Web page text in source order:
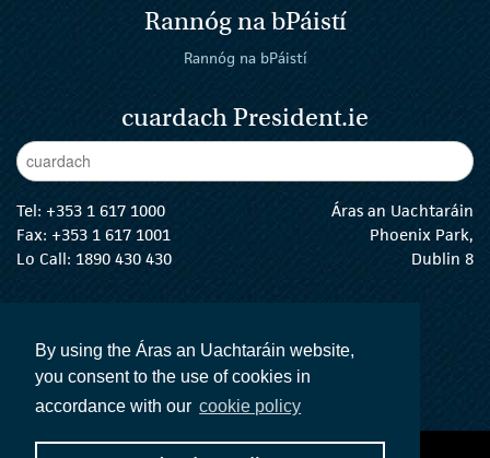
By using the Áras an Uachtaráin website,
you consent to the use of cookies in
accordance with our cookie policy
Rannóg na bPáistí
Rannóg na bPáistí
cuardach President.ie
Enter Keywords
Tel: +353 1 617 1000
Fax: +353 1 617 1001
Lo Call: 1890 430 430
Áras an Uachtaráin
Phoenix Park,
Dublin 8
An tUachtarán Twitter
An tUachtarán Instagram
An tUachtarán Facebook
An tUachtarán